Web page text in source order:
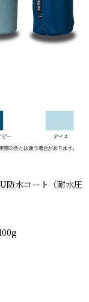
防水コート（耐水圧